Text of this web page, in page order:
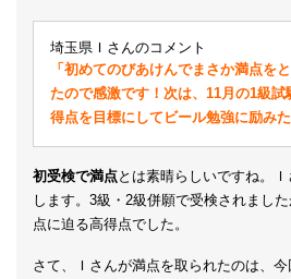
埼玉県Ｉさんのコメント
「初めてのびあけんでまさか満点を
たので感激です！次は、11月の1級
得点を目標にしてビール勉強に励みた
初受検で満点とは素晴らしいですね。
します。3級・2級併願で受検されまし
点に迫る高得点でした。
さて、Ｉさんが満点を取られたのは、